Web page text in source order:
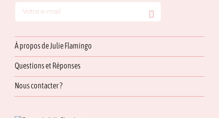
À propos de Julie Flamingo
Questions et Réponses
Nous contacter ?